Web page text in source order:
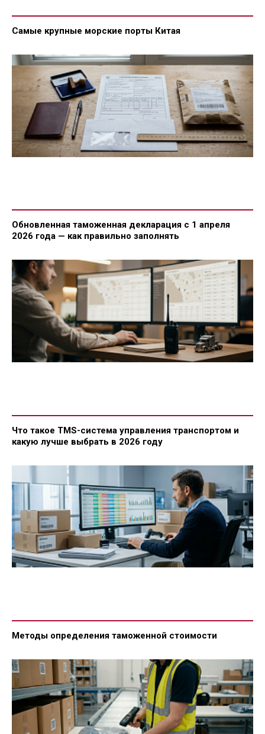
Самые крупные морские порты Китая
Обновленная таможенная декларация с 1 апреля
2026 года — как правильно заполнять
Что такое TMS-система управления транспортом и
какую лучше выбрать в 2026 году
Методы определения таможенной стоимости